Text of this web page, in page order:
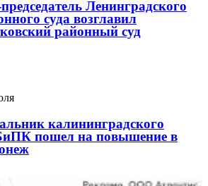
Ленинградского
суда возглавил
районный суд
калининградского
пошел на повышение в